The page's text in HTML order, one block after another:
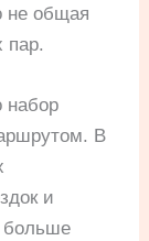
не общая
пар.
набор
В
и
больше